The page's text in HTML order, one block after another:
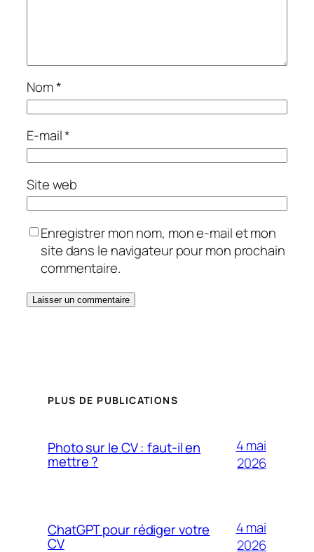
Nom*
E-mail*
Site web
Enregistrer mon nom, mon e-mail et mon
site dans le navigateur pour mon prochain
commentaire.
PLUS DE PUBLICATIONS
Photo sur le CV : faut-il en
mettre ?
4 mai
2026
ChatGPT pour rédiger votre
CV
4 mai
2026